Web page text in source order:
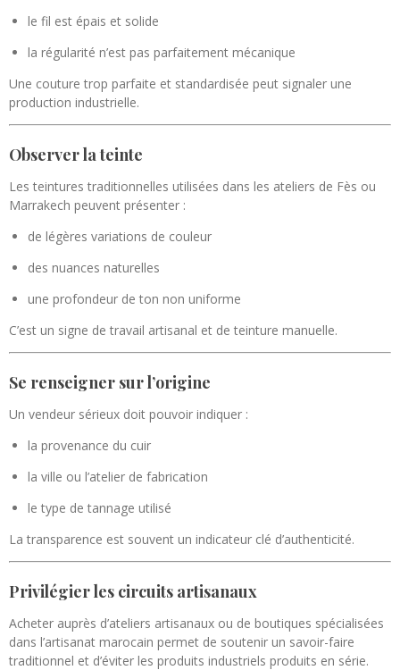
le fil est épais et solide
la régularité n’est pas parfaitement mécanique
Une couture trop parfaite et standardisée peut signaler une
production industrielle.
Observer la teinte
Les teintures traditionnelles utilisées dans les ateliers de Fès ou
Marrakech peuvent présenter :
de légères variations de couleur
des nuances naturelles
une profondeur de ton non uniforme
C’est un signe de travail artisanal et de teinture manuelle.
Se renseigner sur l’origine
Un vendeur sérieux doit pouvoir indiquer :
la provenance du cuir
la ville ou l’atelier de fabrication
le type de tannage utilisé
La transparence est souvent un indicateur clé d’authenticité.
Privilégier les circuits artisanaux
Acheter auprès d’ateliers artisanaux ou de boutiques spécialisées
dans l’artisanat marocain permet de soutenir un savoir-faire
traditionnel et d’éviter les produits industriels produits en série.